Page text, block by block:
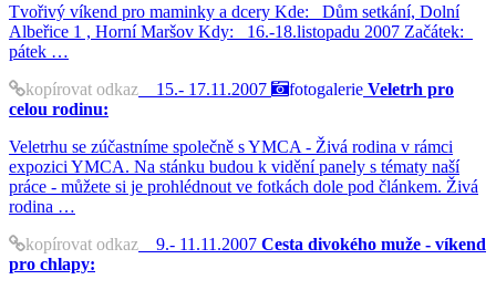
Tvořivý víkend pro maminky a dcery Kde: Dům setkání, Dolní
Albeřice 1 , Horní Maršov Kdy: 16.-18.listopadu 2007 Začátek:
pátek …
kopírovat odkaz 15.- 17.11.2007 fotogalerie Veletrh pro
celou rodinu:
Veletrhu se zúčastníme společně s YMCA - Živá rodina v rámci
expozici YMCA. Na stánku budou k vidění panely s tématy naší
práce - můžete si je prohlédnout ve fotkách dole pod článkem. Živá
rodina …
kopírovat odkaz 9.- 11.11.2007 Cesta divokého muže - víkend
pro chlapy: